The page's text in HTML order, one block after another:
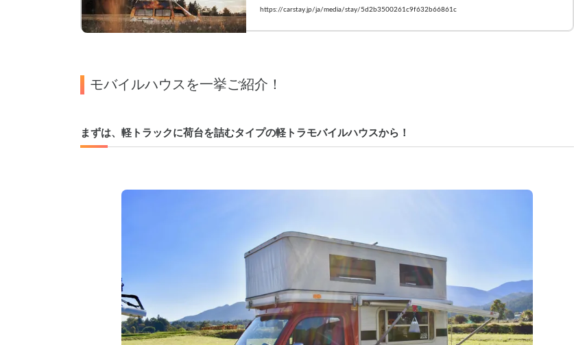
#Carstay #VANLIFEJAPAN #車中泊 #バンライフ
https://carstay.jp/ja/media/stay/5d2b3500261c9f632b66861c
モバイルハウスを一挙ご紹介！
まずは、軽トラックに荷台を詰むタイプの軽トラモバイルハウスから！